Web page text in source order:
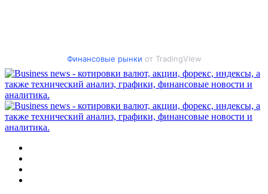
Финансовые рынки от TradingView